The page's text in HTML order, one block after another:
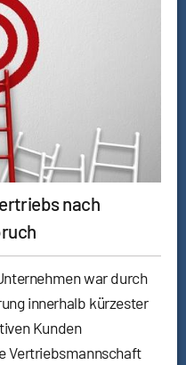
nach
war durch
innerhalb kürzester
Kunden
Vertriebsmannschaft